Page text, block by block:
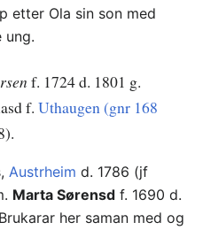
etter Ola sin son med
ung.
f. 1724 d. 1801 g.
f. Uthaugen (gnr 168
Austrheim d. 1786 (jf
Marta Sørensd f. 1690 d.
her saman med og